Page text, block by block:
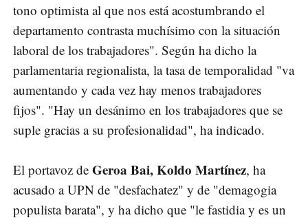
tono optimista al que nos está acostumbrando el
departamento contrasta muchísimo con la situación
laboral de los trabajadores". Según ha dicho la
parlamentaria regionalista, la tasa de temporalidad "va
aumentando y cada vez hay menos trabajadores
fijos". "Hay un desánimo en los trabajadores que se
suple gracias a su profesionalidad", ha indicado.
El portavoz de Geroa Bai, Koldo Martínez, ha
acusado a UPN de "desfachatez" y de "demagogia
populista barata", y ha dicho que "le fastidia y es un